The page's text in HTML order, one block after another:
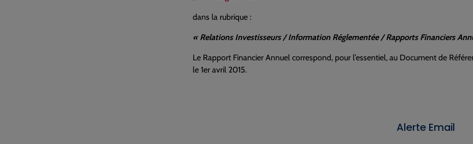
dans la rubrique :
« Relations Investisseurs / Information Réglementée / Rapports Financiers
Le Rapport Financier Annuel correspond, pour l’essentiel, au Document de
le 1er avril 2015.
Alerte Email